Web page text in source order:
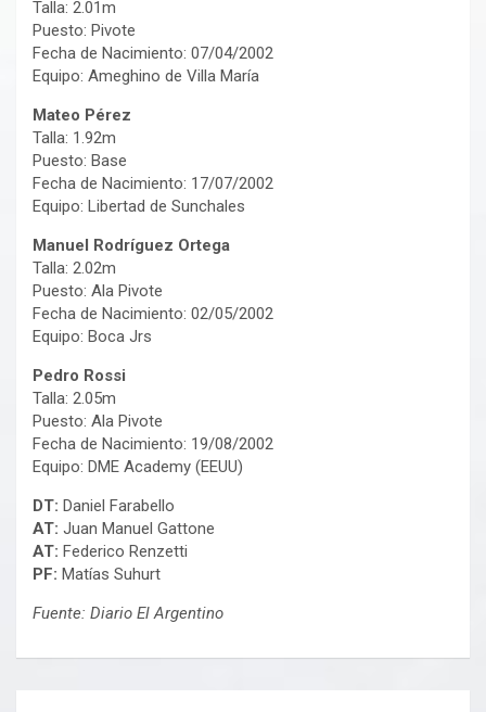
Talla: 2.01m
Puesto: Pivote
Fecha de Nacimiento: 07/04/2002
Equipo: Ameghino de Villa María
Mateo Pérez
Talla: 1.92m
Puesto: Base
Fecha de Nacimiento: 17/07/2002
Equipo: Libertad de Sunchales
Manuel Rodríguez Ortega
Talla: 2.02m
Puesto: Ala Pivote
Fecha de Nacimiento: 02/05/2002
Equipo: Boca Jrs
Pedro Rossi
Talla: 2.05m
Puesto: Ala Pivote
Fecha de Nacimiento: 19/08/2002
Equipo: DME Academy (EEUU)
DT: Daniel Farabello
AT: Juan Manuel Gattone
AT: Federico Renzetti
PF: Matías Suhurt
Fuente: Diario El Argentino